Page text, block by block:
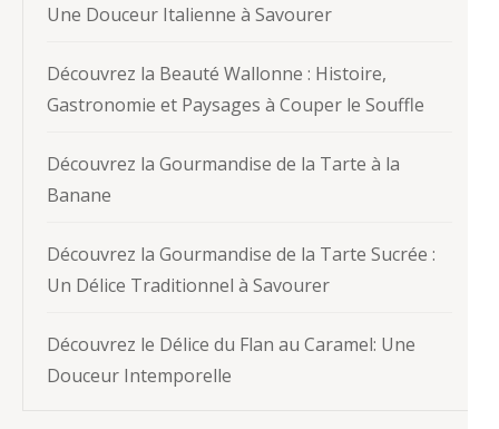
Une Douceur Italienne à Savourer
Découvrez la Beauté Wallonne : Histoire,
Gastronomie et Paysages à Couper le Souffle
Découvrez la Gourmandise de la Tarte à la
Banane
Découvrez la Gourmandise de la Tarte Sucrée :
Un Délice Traditionnel à Savourer
Découvrez le Délice du Flan au Caramel: Une
Douceur Intemporelle